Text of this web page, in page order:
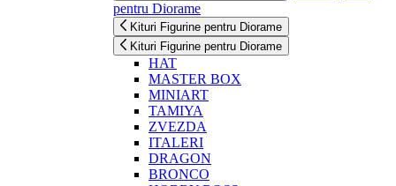
pentru Diorame
Kituri Figurine pentru Diorame
Kituri Figurine pentru Diorame
HAT
MASTER BOX
MINIART
TAMIYA
ZVEZDA
ITALERI
DRAGON
BRONCO